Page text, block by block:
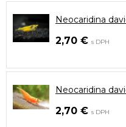
Neocaridina
2,70 € s DPH
Neocaridina
2,70 € s DPH